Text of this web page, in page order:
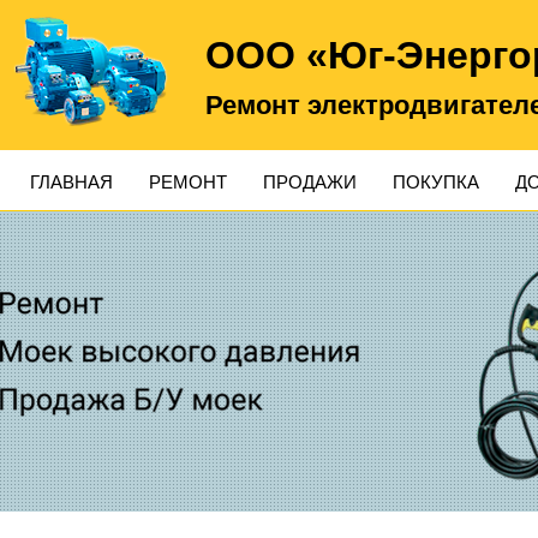
ООО «Юг-
Ремонт
ГЛАВНАЯ РЕМОНТ ПРОДАЖИ ПОКУПКА